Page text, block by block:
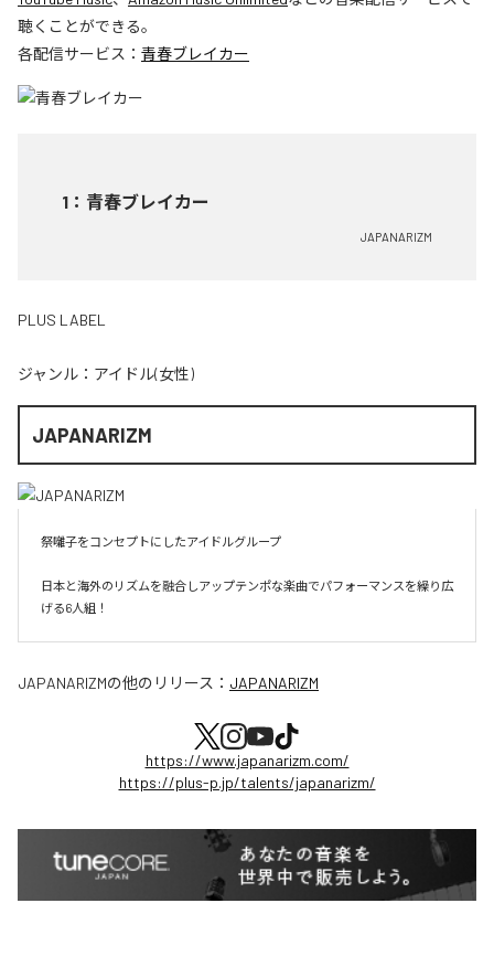
聴くことができる。
各配信サービス： 青春ブレイカー
1 ： 青春ブレイカー
JAPANARIZM
PLUS LABEL
ジャンル： アイドル(女性)
JAPANARIZM
祭囃子をコンセプトにしたアイドルグループ
日本と海外のリズムを融合しアップテンポな楽曲でパフォーマンスを繰り広
げる6人組！
JAPANARIZMの他のリリース： JAPANARIZM
https://www.japanarizm.com/
https://plus-p.jp/talents/japanarizm/